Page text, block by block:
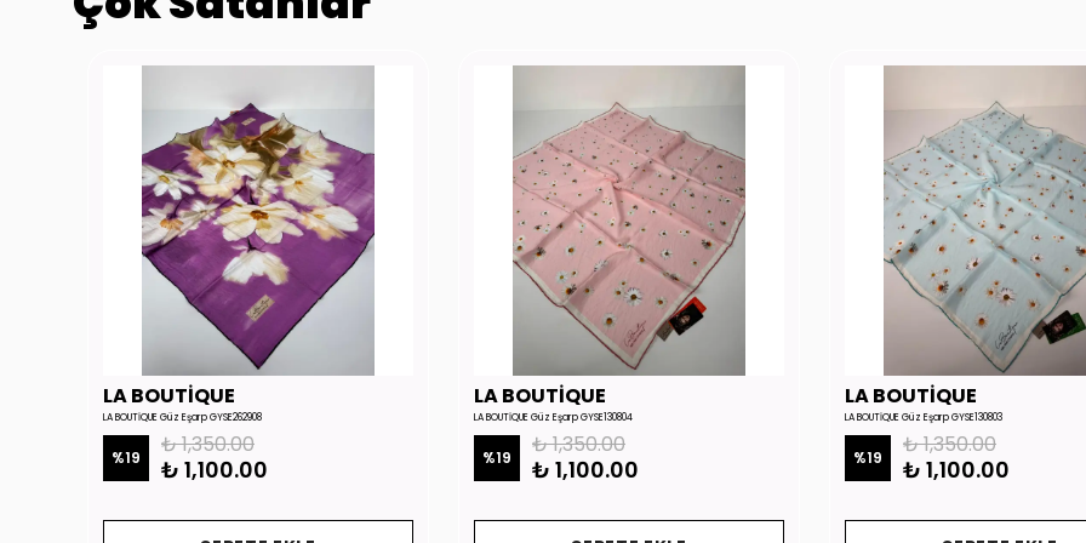
LA BOUTİQUE
LA BOUTİQUE Güz Eşarp GYSE262908
%19 ₺ 1,350.00
₺ 1,100.00
LA BOUTİQUE
LA BOUTİQUE Güz Eşarp GYSE130804
%19 ₺ 1,350.00
₺ 1,100.00
LA BOUTİQUE
LA BOUTİQUE Güz Eşarp GYSE130803
%19 ₺ 1,350.00
₺ 1,100.00